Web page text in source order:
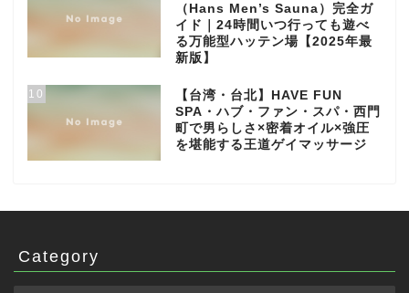
（Hans Men’s Sauna）完全ガ
イド｜24時間いつ行っても遊べ
る万能型ハッテン場【2025年最
新版】
10
【台湾・台北】HAVE FUN
SPA・ハブ・ファン・スパ・西門
町で男らしさ×密着オイル×強圧
を堪能する王道ゲイマッサージ
Category